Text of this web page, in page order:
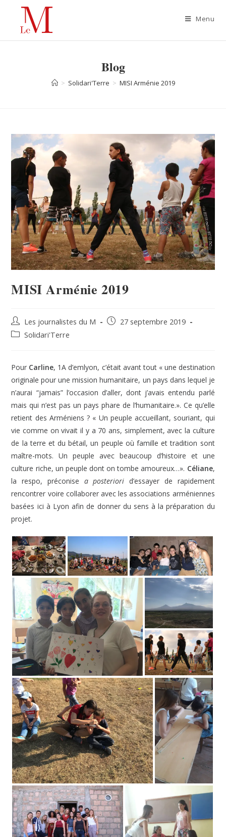
Menu
Blog
> Solidari'Terre > MISI Arménie 2019
MISI Arménie 2019
Les journalistes du M
27 septembre 2019
Solidari'Terre
Pour Carline, 1A d’emlyon, c’était avant tout « une destination
originale pour une mission humanitaire, un pays dans lequel je
n’aurai “jamais” l’occasion d’aller, dont j’avais entendu parlé
mais qui n’est pas un pays phare de l’humanitaire.». Ce qu’elle
retient des Arméniens ? « Un peuple accueillant, souriant, qui
vie comme on vivait il y a 70 ans, simplement, avec la culture
de la terre et du bétail, un peuple où famille et tradition sont
maître-mots. Un peuple avec beaucoup d’histoire et une
culture riche, un peuple dont on tombe amoureux…». Céliane,
la respo, préconise a posteriori d’essayer de rapidement
rencontrer voire collaborer avec les associations arméniennes
basées ici à Lyon afin de donner du sens à la préparation du
projet.